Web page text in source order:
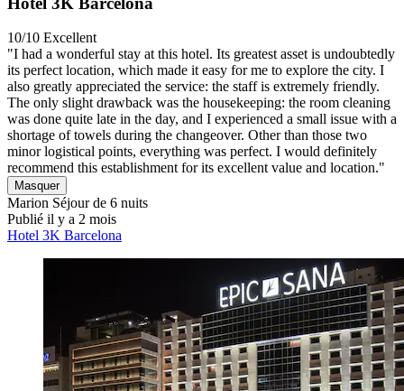
10/10 Excellent
"I had a wonderful stay at this hotel. Its greatest asset is undoubtedly
its perfect location, which made it easy for me to explore the city. I
also greatly appreciated the service: the staff is extremely friendly.
The only slight drawback was the housekeeping: the room cleaning
was done quite late in the day, and I experienced a small issue with a
shortage of towels during the changeover. Other than those two
minor logistical points, everything was perfect. I would definitely
recommend this establishment for its excellent value and location."
Masquer
Marion Séjour de 6 nuits
Publié il y a 2 mois
Hotel 3K Barcelona